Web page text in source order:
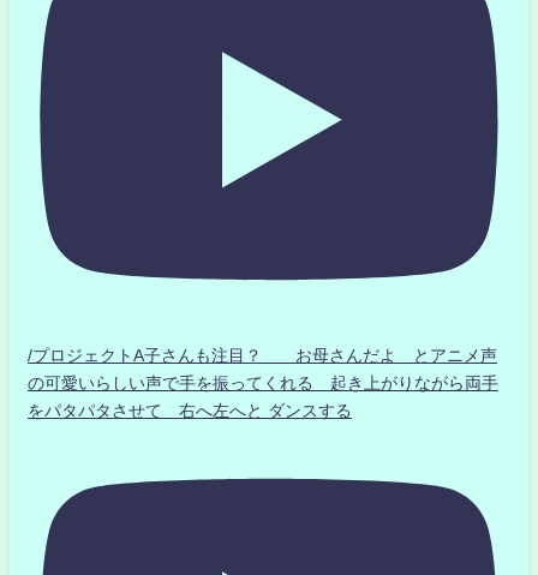
/プロジェクトA子さんも注目？ お母さんだよ とアニメ声
の可愛いらしい声で手を振ってくれる 起き上がりながら両手
をパタパタさせて 右へ左へと ダンスする